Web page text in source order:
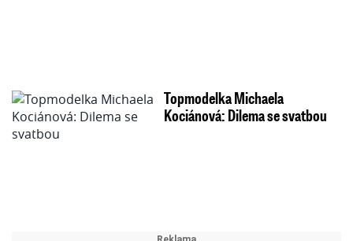
Topmodelka Michaela
Kociánová: Dilema se svatbou